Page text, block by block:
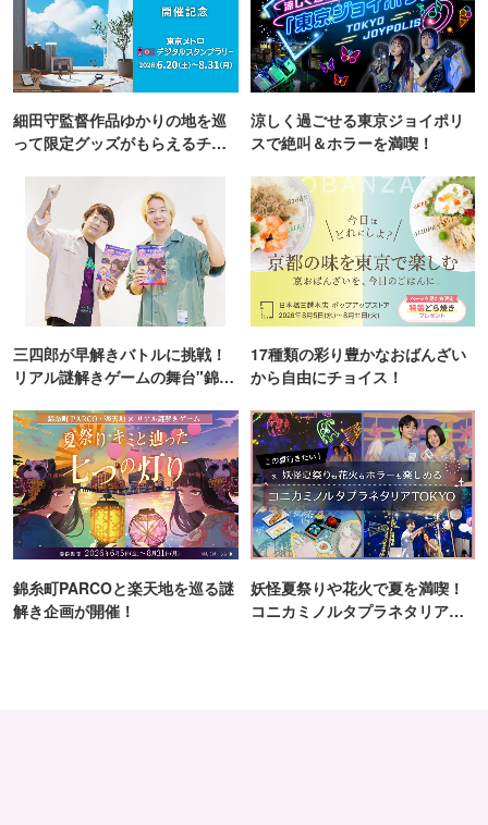
細田守監督作品ゆかりの地を巡
って限定グッズがもらえるチャ
涼しく過ごせる東京ジョイポリ
スで絶叫＆ホラーを満喫！
三四郎が早解きバトルに挑戦！
リアル謎解きゲームの舞台"錦糸
17種類の彩り豊かなおばんざい
から自由にチョイス！
錦糸町PARCOと楽天地を巡る謎
解き企画が開催！
妖怪夏祭りや花火で夏を満喫！
コニカミノルタプラネタリア